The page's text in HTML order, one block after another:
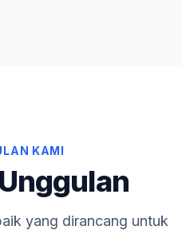
KAMI
yang dirancang untuk